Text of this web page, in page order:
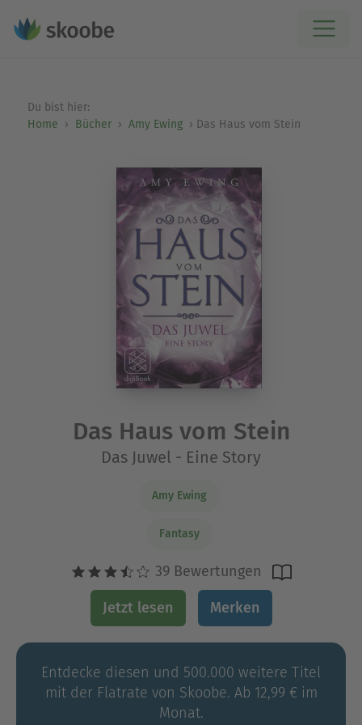
Du bist hier:
Home
Bücher Amy Ewing Das Haus vom Stein
Das Haus vom Stein
Das Juwel - Eine Story
Amy Ewing
Fantasy
39 Bewertungen
Jetzt lesen Merken
Entdecke diesen und 500.000 weitere Titel
mit der Flatrate von Skoobe. Ab 12,99 € im
Monat.